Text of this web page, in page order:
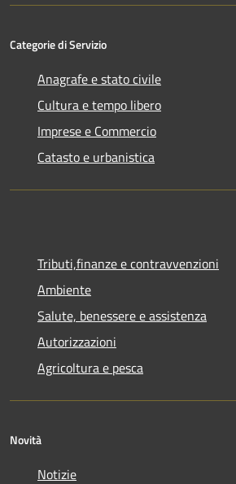
Categorie di Servizio
Anagrafe e stato civile
Cultura e tempo libero
Imprese e Commercio
Catasto e urbanistica
Tributi,finanze e contravvenzioni
Ambiente
Salute, benessere e assistenza
Autorizzazioni
Agricoltura e pesca
Novità
Notizie